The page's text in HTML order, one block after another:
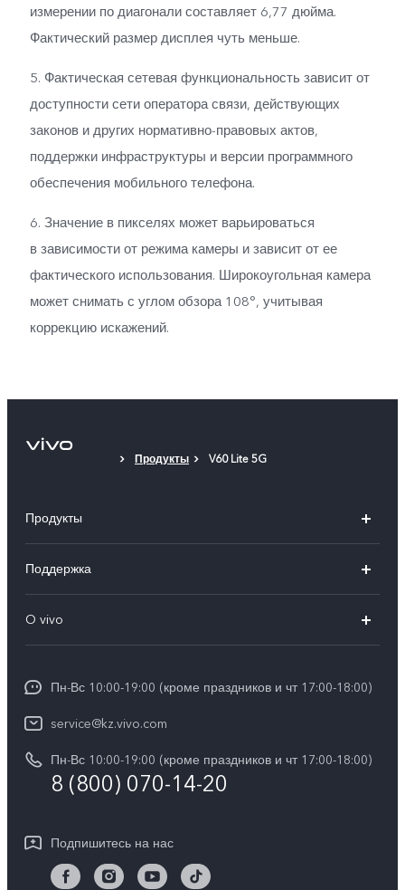
измерении по диагонали составляет 6,77 дюйма.
Фактический размер дисплея чуть меньше.
5. Фактическая сетевая функциональность зависит от
доступности сети оператора связи, действующих
законов и других нормативно-правовых актов,
поддержки инфраструктуры и версии программного
обеспечения мобильного телефона.
6. Значение в пикселях может варьироваться
в зависимости от режима камеры и зависит от ее
фактического использования. Широкоугольная камера
может снимать с углом обзора 108°, учитывая
коррекцию искажений.
Продукты V60 Lite 5G
Продукты
V40
V30 5G
Y36
Поддержка
Сервисные центры
Funtouch OS
IMEI аутентификация
Обновление системы
Запрос хода ремонта
O vivo
Пресс-центр
Карьера в vivo
Юридическая информация
Центр конфиденциальности vivo
Стабильность
Пн-Вс 10:00-19:00 (кроме праздников и чт 17:00-18:00)
service@kz.vivo.com
Пн-Вс 10:00-19:00 (кроме праздников и чт 17:00-18:00)
8 (800) 070-14-20
Подпишитесь на нас